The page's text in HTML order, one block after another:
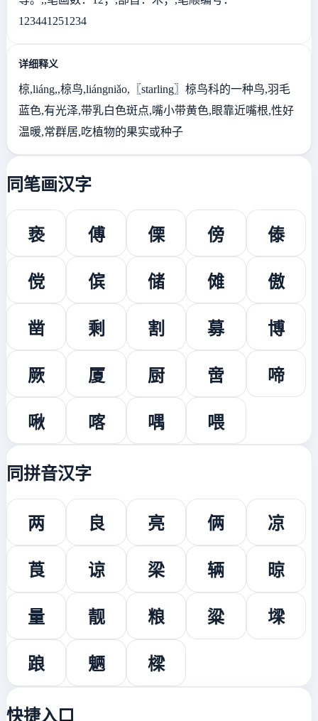
123441251234
详细释义
椋,liáng,,椋鸟,liángniǎo,〖starling〗椋鸟科的一种鸟,羽毛
蓝色,有光泽,带乳白色斑点,嘴小带黄色,眼靠近嘴根,性好
温暖,常群居,吃植物的果实或种子
同笔画汉字
亵 傅 傈 傍 傣
傥 傧 储 傩 傲
凿 剩 割 募 博
厥 厦 厨 啻 啼
啾 喀 喁 喂
同拼音汉字
两 良 亮 俩 凉
莨 谅 梁 辆 晾
量 靓 粮 粱 墚
踉 魉 樑
快捷入口